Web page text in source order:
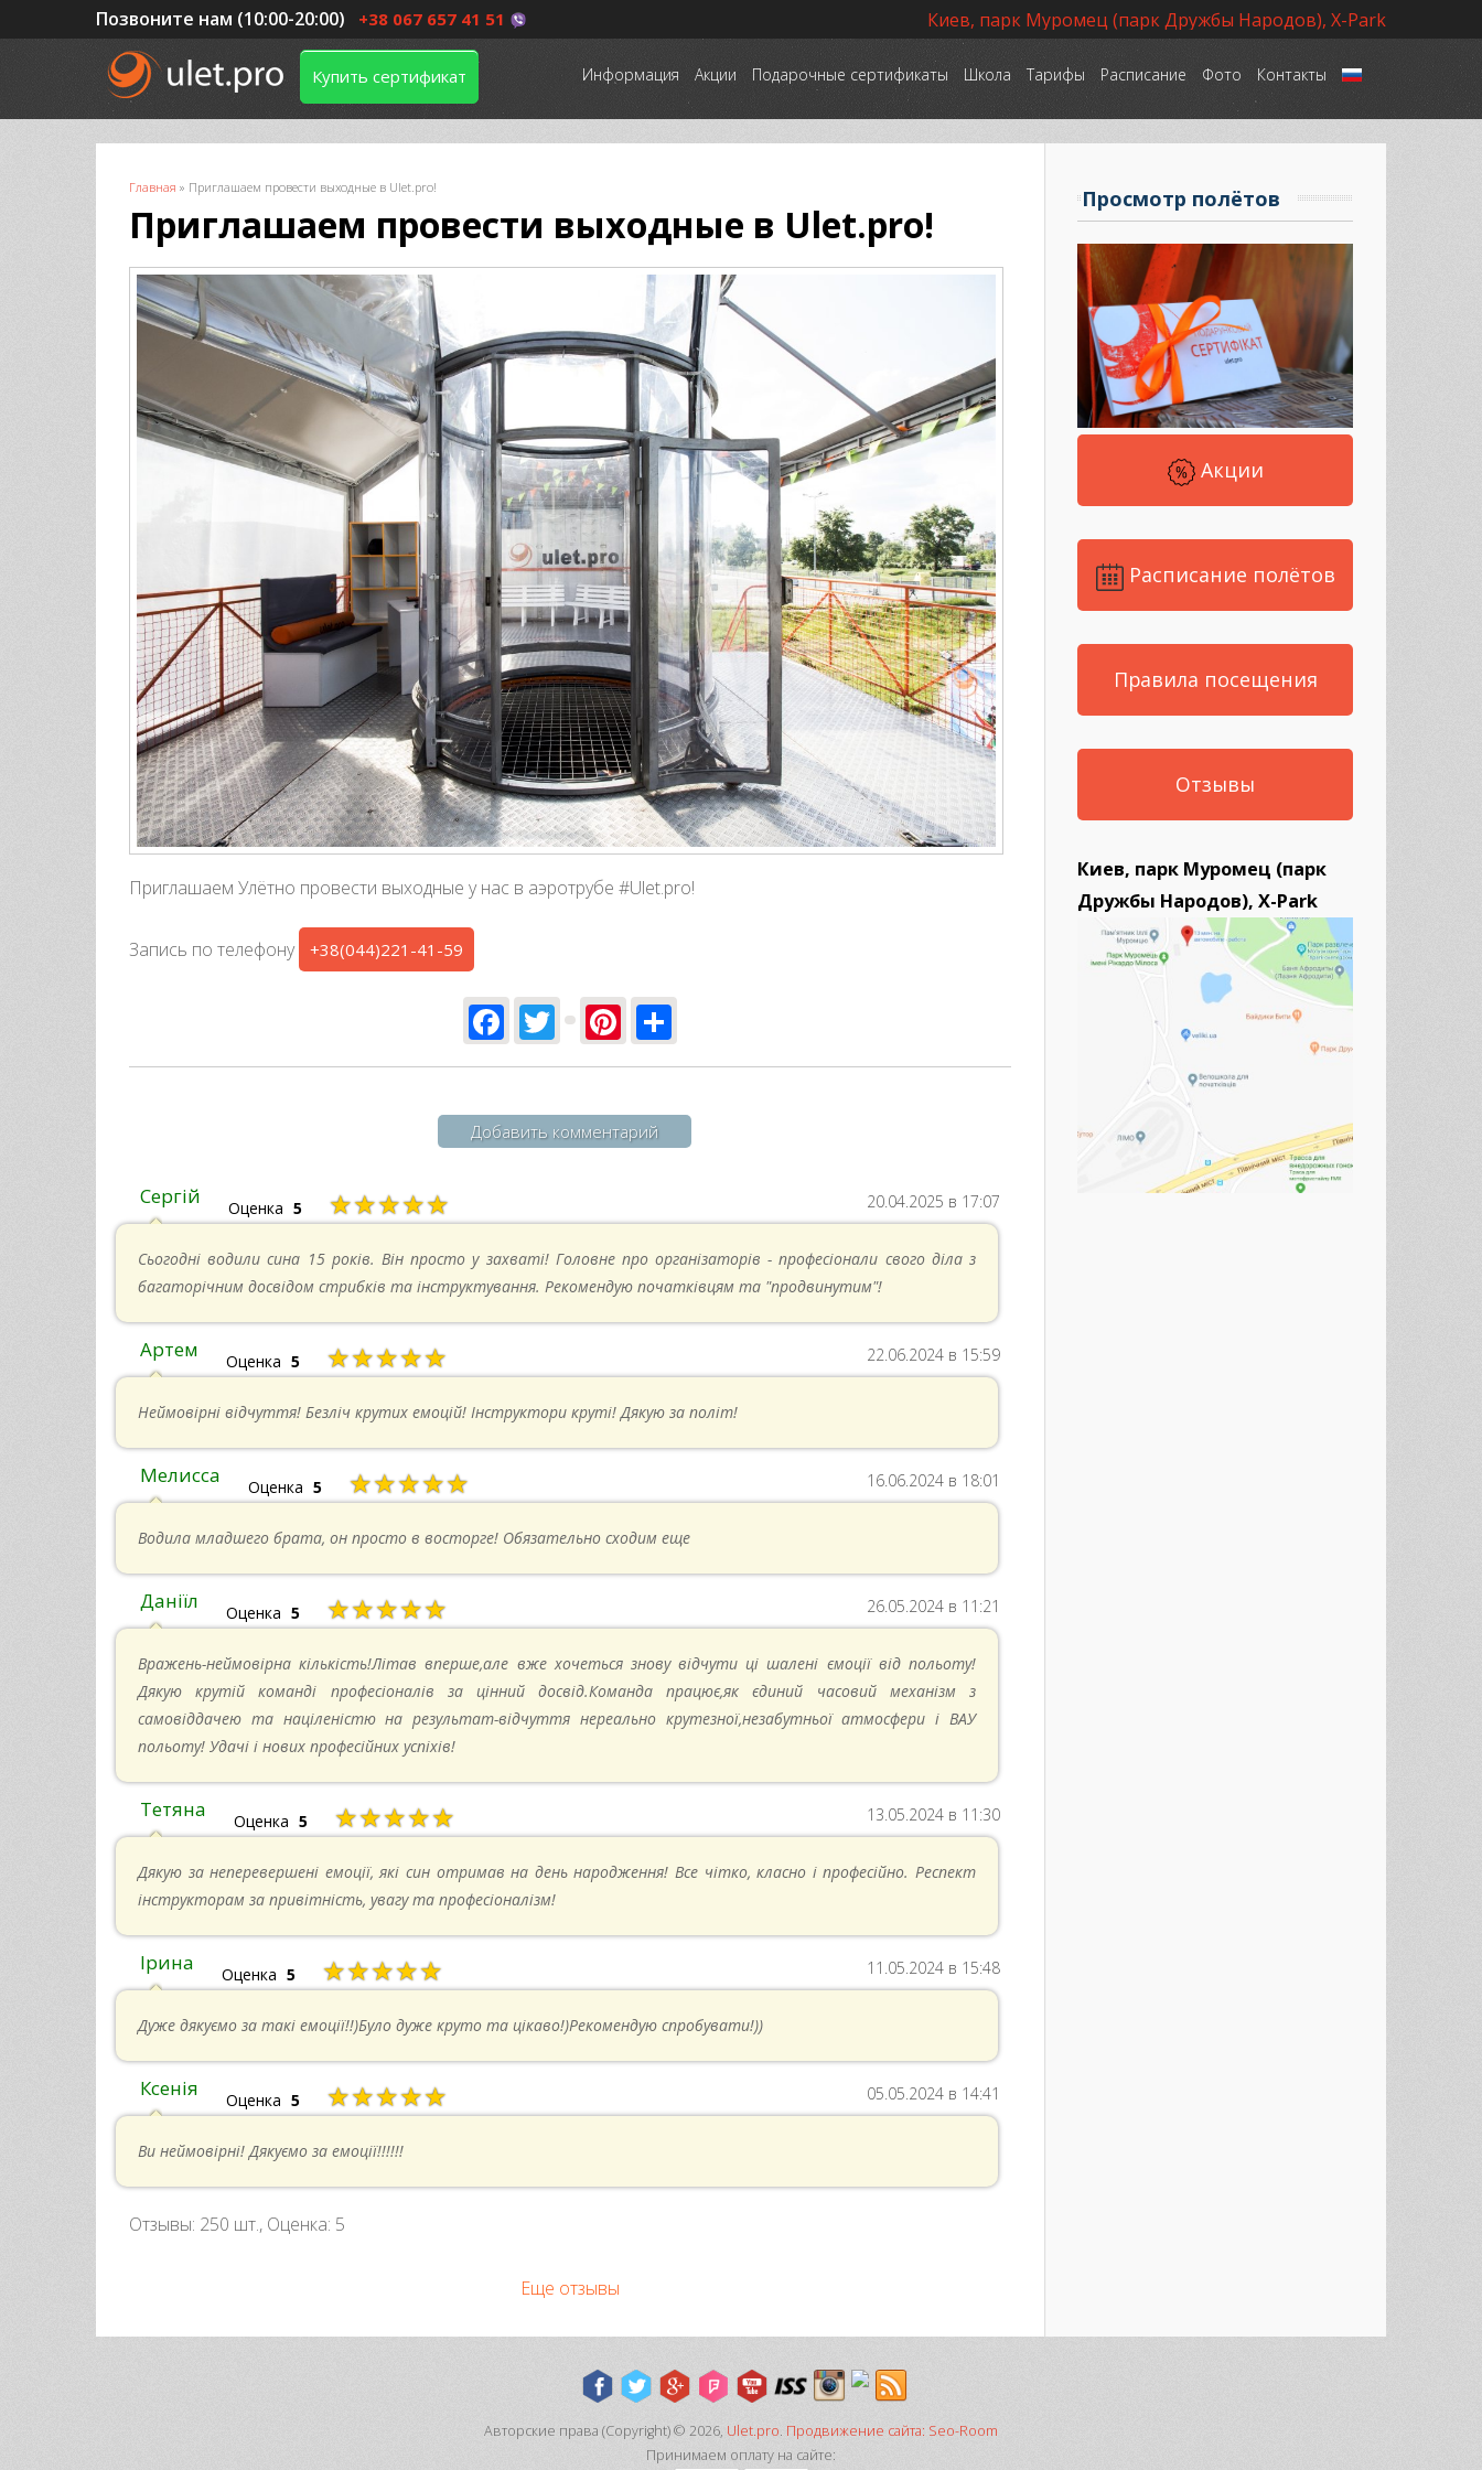
Позвоните нам (10:00-20:00) +38 067 657 41 51 Киев, парк Муромец (парк Дружбы Народов), X-Park
Купить сертификат Информация Акции Подарочные сертификаты Школа Тарифы Расписание Фото Контакты Язык
Вы здесь
Главная » Приглашаем провести выходные в Ulet.pro!
Приглашаем провести выходные в Ulet.pro!
Приглашаем Улётно провести выходные у нас в аэротрубе #Ulet.pro!
Запись по телефону +38(044)221-41-59
Facebook
TwitterPinterest
Добавить комментарий
Сергій Оценка 5 ★★★★★ 20.04.2025 в 17:07
Сьогодні водили сина 15 років. Він просто у захваті! Головне про організаторів - професіонали свого діла з
багаторічним досвідом стрибків та інструктування. Рекомендую початківцям та "продвинутим"!
Артем Оценка 5 ★★★★★ 22.06.2024 в 15:59
Неймовірні відчуття! Безліч крутих емоцій! Інструктори круті! Дякую за політ!
Мелисса Оценка 5 ★★★★★ 16.06.2024 в 18:01
Водила младшего брата, он просто в восторге! Обязательно сходим еще
Даніїл Оценка 5 ★★★★★ 26.05.2024 в 11:21
Вражень-неймовірна кількість!Літав вперше,але вже хочеться знову відчути ці шалені ємоції від польоту!
Дякую крутій команді професіоналів за цінний досвід.Команда працює,як єдиний часовий механізм з
самовіддачею та націленістю на результат-відчуття нереально крутезної,незабутньої атмосфери і ВАУ
польоту! Удачі і нових професійних успіхів!
Тетяна Оценка 5 ★★★★★ 13.05.2024 в 11:30
Дякую за неперевершені емоції, які син отримав на день народження! Все чітко, класно і професійно. Респект
інструкторам за привітність, увагу та професіоналізм!
Ірина Оценка 5 ★★★★★ 11.05.2024 в 15:48
Дуже дякуємо за такі емоції!!)Було дуже круто та цікаво!)Рекомендую спробувати!))
Ксенія Оценка 5 ★★★★★ 05.05.2024 в 14:41
Ви неймовірні! Дякуємо за емоції!!!!!!
Отзывы: 250 шт., Оценка: 5
Еще отзывы
Просмотр полётов
Акции
Расписание полётов
Правила посещения
Отзывы
Киев, парк Муромец (парк
Дружбы Народов), X-Park
Авторские права (Copyright) © 2026, Ulet.pro. Продвижение сайта: Seo-Room
Принимаем оплату на сайте: